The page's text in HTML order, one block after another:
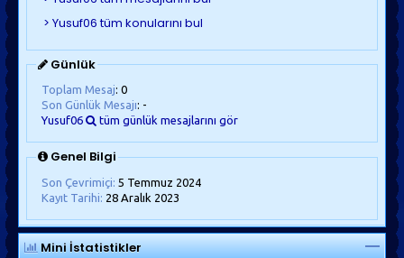
Günlük
Toplam Mesaj: 0
Son Günlük Mesajı : -
Yusuf06
tüm günlük mesajlarını gör
Genel Bilgi
Son Çevrimiçi: 5 Temmuz 2024
Kayıt Tarihi: 28 Aralık 2023
Mini İstatistikler